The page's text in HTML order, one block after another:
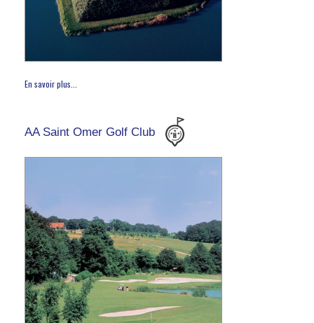
En savoir plus...
AA Saint Omer Golf Club